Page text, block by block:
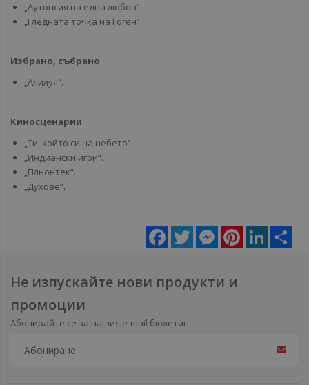
„Аутопсия на една любов“.
„Гледната точка на Гоген“.
Избрано, събрано
„Алилуя“.
Киносценарии
„Ти, който си на небето“.
„Индиански игри“.
„Пльонтек“.
„Духове“.
Facebook
Twitter MessengerPinterestLinkedIn
Не изпускайте нови продукти и
промоции
Абонирайте се за нашия e-mail бюлетин